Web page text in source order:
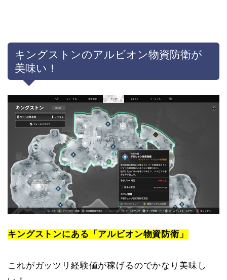
キングストンのアルビオン物資防衛が
美味い！
キングストンにある「アルビオン物資防衛」
これがガッツリ経験値が稼げるのでかなり美味し